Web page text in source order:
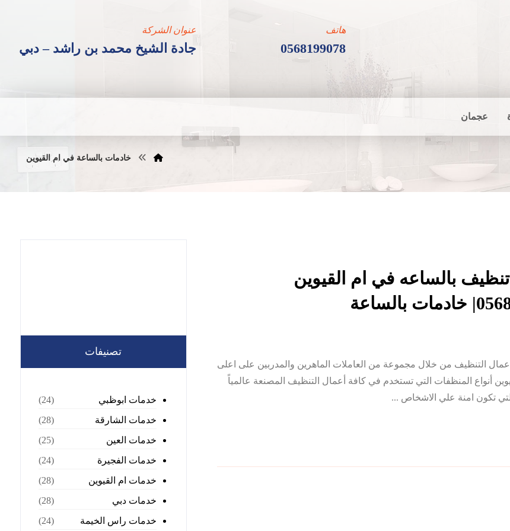
عنوان الشركة
جادة الشيخ محمد بن راشد – دبي
هاتف
0568199078
عجمان
خادمات بالساعة في ام القيوين
بالساعه في ام القيوين
في ام القيوين نعد الشركة رقم 1 في القيام باعمال التنظيف من خلال مجموعة من العاملات الماهرين والمدربين على اعلى
أنواع المنظفات التي تستخدم في كافة أعمال التنظيف المصنعة عالمياً
تكون امنة علي الاشخاص ...
تصنيفات
خدمات ابوظبي
(24)
خدمات الشارقة
(28)
خدمات العين
(25)
خدمات الفجيرة
(24)
خدمات ام القيوين
(28)
خدمات دبي
(28)
خدمات راس الخيمة
(24)